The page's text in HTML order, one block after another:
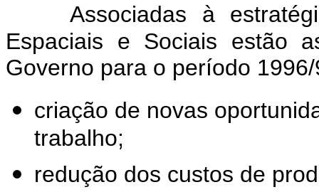
Associadas à
Espaciais e Sociais estão
Governo para o período
criação de novas
trabalho;
redução dos custos de